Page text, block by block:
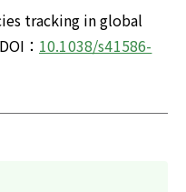
tracking in global
： 10.1038/s41586-